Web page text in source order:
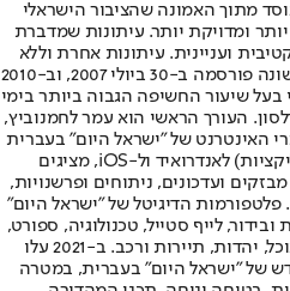
מתוך האמונה שהציבור הישראלי
ומדויקת יותר. עיתונות שמדברת
ועניינית. עיתונות אחרת וללא
תשלום. המהדורה המודפסת הראשונה פורסמה ב-30 ביולי 2007, וב-2010
בעל שיעור החשיפה הגבוה ביותר בימי
העורך הראשי הוא עמר לחמנוביץ,
האינטרנט של "ישראל היום" בעברית
ובאנגלית, כמו כן היישומונים (אפליקציות) לאנדרואיד ול-iOS, מציגים
ועדכונים, ניתוחים ופרשנויות,
פלטפורמות הדיגיטל של "ישראל היום"
לייף סטייל, טכנולוגיה, ספורט,
כלכלה וצרכנות, בריאות, חיילים, אוכל, יהדות, תיירות ורכב. ב-2021 עלו
של "ישראל היום" בעברית, במטרה